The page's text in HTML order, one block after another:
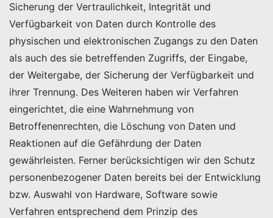
Sicherung der Vertraulichkeit, Integrität und
Verfügbarkeit von Daten durch Kontrolle des
physischen und elektronischen Zugangs zu den Daten
als auch des sie betreffenden Zugriffs, der Eingabe,
der Weitergabe, der Sicherung der Verfügbarkeit und
ihrer Trennung. Des Weiteren haben wir Verfahren
eingerichtet, die eine Wahrnehmung von
Betroffenenrechten, die Löschung von Daten und
Reaktionen auf die Gefährdung der Daten
gewährleisten. Ferner berücksichtigen wir den Schutz
personenbezogener Daten bereits bei der Entwicklung
bzw. Auswahl von Hardware, Software sowie
Verfahren entsprechend dem Prinzip des